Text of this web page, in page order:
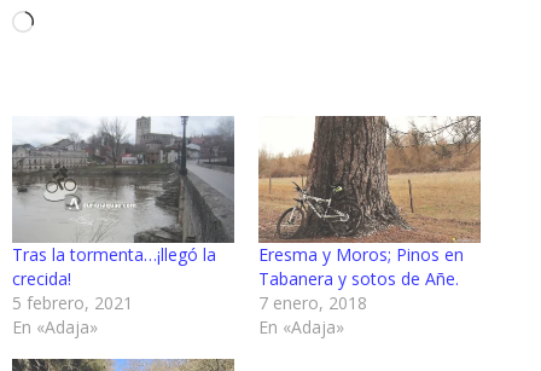
Cargando...
Tras la tormenta…¡llegó la
crecida!
5 febrero, 2021
En «Adaja»
Eresma y Moros; Pinos en
Tabanera y sotos de Añe.
7 enero, 2018
En «Adaja»